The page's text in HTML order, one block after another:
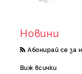
Новини
Абонирай се за
Виж всички